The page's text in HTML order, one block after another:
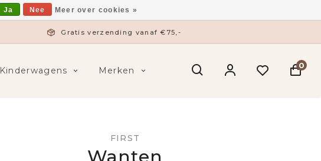
Gratis verzending vanaf €75,-
Kinderwagens Merken 0
FIRST
Wanten
Ja Nee Meer over cookies »